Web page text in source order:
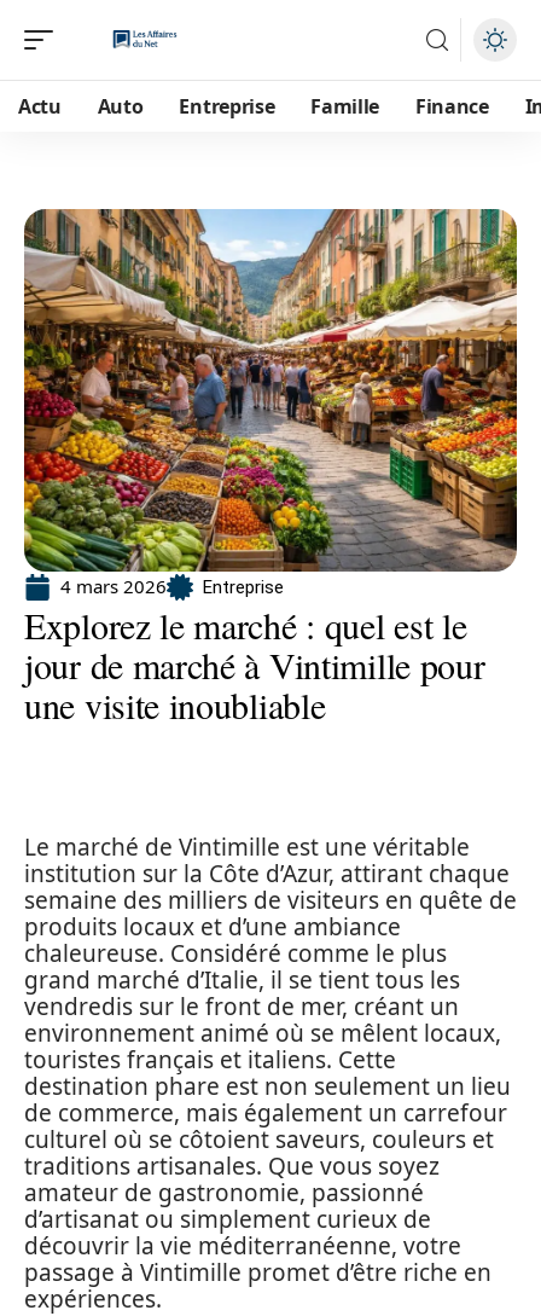
Actu Auto Entreprise Famille Finance
4 mars 2026 Entreprise
Explorez le marché : quel est le
jour de marché à Vintimille pour
une visite inoubliable
Le marché de Vintimille est une véritable
institution sur la Côte d’Azur, attirant chaque
semaine des milliers de visiteurs en quête de
produits locaux et d’une ambiance
chaleureuse. Considéré comme le plus
grand marché d’Italie, il se tient tous les
vendredis sur le front de mer, créant un
environnement animé où se mêlent locaux,
touristes français et italiens. Cette
destination phare est non seulement un lieu
de commerce, mais également un carrefour
culturel où se côtoient saveurs, couleurs et
traditions artisanales. Que vous soyez
amateur de gastronomie, passionné
d’artisanat ou simplement curieux de
découvrir la vie méditerranéenne, votre
passage à Vintimille promet d’être riche en
expériences.